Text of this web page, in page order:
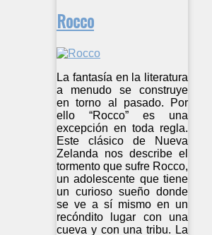
Rocco
La fantasía en la literatura
a menudo se construye
en torno al pasado. Por
ello “Rocco” es una
excepción en toda regla.
Este clásico de Nueva
Zelanda nos describe el
tormento que sufre Rocco,
un adolescente que tiene
un curioso sueño donde
se ve a sí mismo en un
recóndito lugar con una
cueva y con una tribu. La